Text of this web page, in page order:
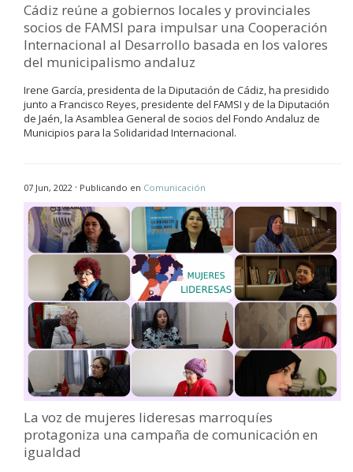
Cádiz reúne a gobiernos locales y provinciales
socios de FAMSI para impulsar una Cooperación
Internacional al Desarrollo basada en los valores
del municipalismo andaluz
Irene García, presidenta de la Diputación de Cádiz, ha presidido
junto a Francisco Reyes, presidente del FAMSI y de la Diputación
de Jaén, la Asamblea General de socios del Fondo Andaluz de
Municipios para la Solidaridad Internacional.
07 Jun, 2022 · Publicando en Comunicación
La voz de mujeres lideresas marroquíes
protagoniza una campaña de comunicación en
igualdad